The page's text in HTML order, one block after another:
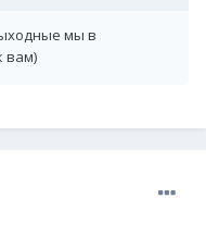
мы в
вам)